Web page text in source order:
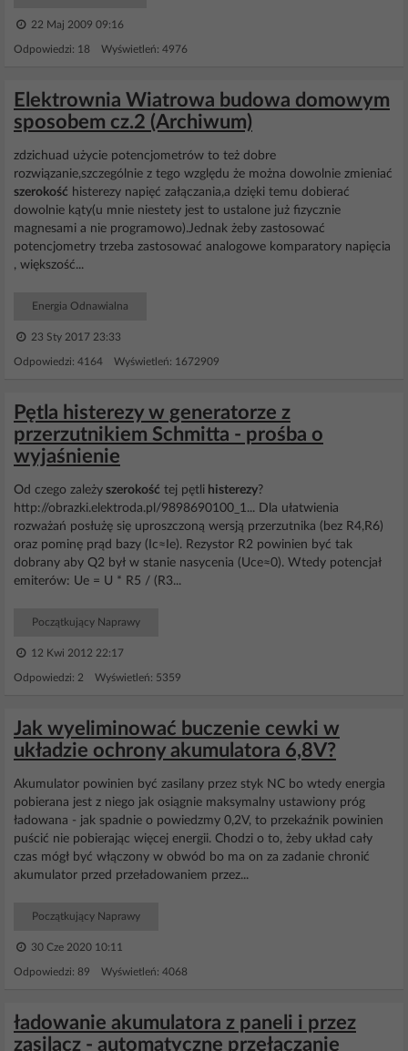
22 Maj 2009 09:16
Odpowiedzi: 18 Wyświetleń: 4976
Elektrownia Wiatrowa budowa domowym
sposobem cz.2 (Archiwum)
zdzichuad użycie potencjometrów to też dobre
rozwiązanie,szczególnie z tego względu że można dowolnie zmieniać
szerokość histerezy napięć załączania,a dzięki temu dobierać
dowolnie kąty(u mnie niestety jest to ustalone już fizycznie
magnesami a nie programowo).Jednak żeby zastosować
potencjometry trzeba zastosować analogowe komparatory napięcia
, większość...
Energia Odnawialna
23 Sty 2017 23:33
Odpowiedzi: 4164 Wyświetleń: 1672909
Pętla histerezy w generatorze z
przerzutnikiem Schmitta - prośba o
wyjaśnienie
Od czego zależy szerokość tej pętli histerezy?
http://obrazki.elektroda.pl/9898690100_1... Dla ułatwienia
rozważań posłużę się uproszczoną wersją przerzutnika (bez R4,R6)
oraz pominę prąd bazy (Ic≈Ie). Rezystor R2 powinien być tak
dobrany aby Q2 był w stanie nasycenia (Uce≈0). Wtedy potencjał
emiterów: Ue = U * R5 / (R3...
Początkujący Naprawy
12 Kwi 2012 22:17
Odpowiedzi: 2 Wyświetleń: 5359
Jak wyeliminować buczenie cewki w
układzie ochrony akumulatora 6,8V?
Akumulator powinien być zasilany przez styk NC bo wtedy energia
pobierana jest z niego jak osiągnie maksymalny ustawiony próg
ładowana - jak spadnie o powiedzmy 0,2V, to przekaźnik powinien
puścić nie pobierając więcej energii. Chodzi o to, żeby układ cały
czas mógł być włączony w obwód bo ma on za zadanie chronić
akumulator przed przeładowaniem przez...
Początkujący Naprawy
30 Cze 2020 10:11
Odpowiedzi: 89 Wyświetleń: 4068
ładowanie akumulatora z paneli i przez
zasilacz - automatyczne przełączanie